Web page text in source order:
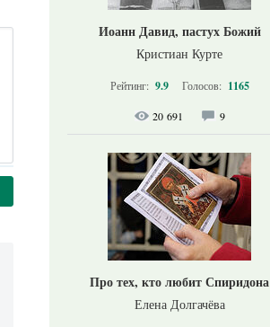
Иоанн Давид, пастух Божий
Кристиан Курте
Рейтинг: 9.9 Голосов: 1165
20 691 9
Про тех, кто любит Спиридона
Елена Долгачёва